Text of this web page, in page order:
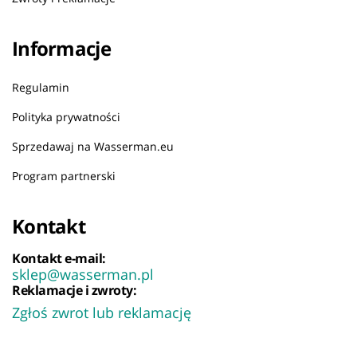
Informacje
Regulamin
Polityka prywatności
Sprzedawaj na Wasserman.eu
Program partnerski
Kontakt
Kontakt e-mail:
sklep@wasserman.pl
Reklamacje i zwroty:
Zgłoś zwrot lub reklamację